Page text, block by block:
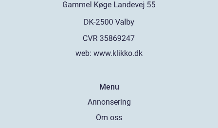
web: www.klikko.dk
Menu
Annonsering
Om oss